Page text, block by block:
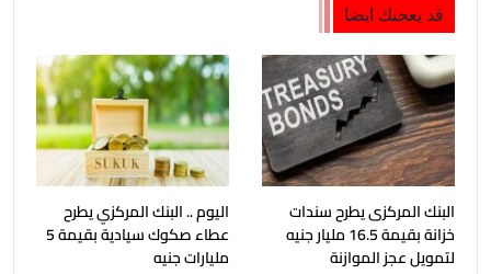
قد يعجبك ايضا
البنك المركزى يطرح سندات
خزانة بقيمة 16.5 مليار جنيه
لتمويل عجز الموازنة
اليوم .. البنك المركزي يطرح
عطاء صكوك سيادية بقيمة 5
مليارات جنيه